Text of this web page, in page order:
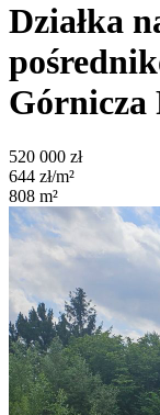
Działka
Górnicza
520 000 zł
644 zł/m²
808 m²